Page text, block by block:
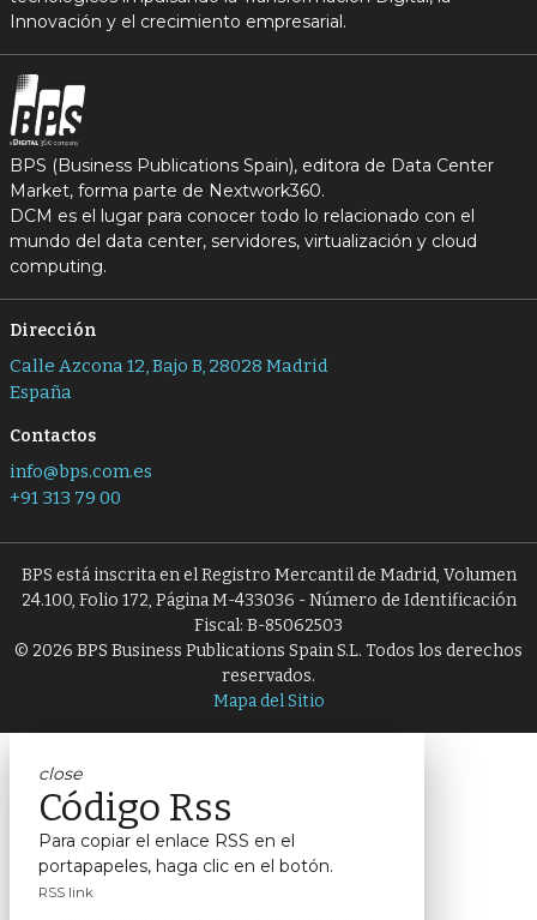
Innovación y el crecimiento empresarial.
BPS (Business Publications Spain), editora de Data Center
Market, forma parte de Nextwork360.
DCM es el lugar para conocer todo lo relacionado con el
mundo del data center, servidores, virtualización y cloud
computing.
Dirección
Calle Azcona 12, Bajo B, 28028 Madrid
España
Contactos
info@bps.com.es
+91 313 79 00
BPS está inscrita en el Registro Mercantil de Madrid, Volumen
24.100, Folio 172, Página M-433036 - Número de Identificación
Fiscal: B-85062503
© 2026 BPS Business Publications Spain S.L. Todos los derechos
reservados.
Mapa del Sitio
close
Código Rss
Para copiar el enlace RSS en el
portapapeles, haga clic en el botón.
RSS link